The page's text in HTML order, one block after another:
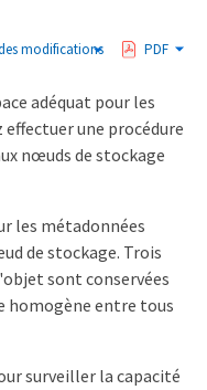
modifications PDF
adéquat pour les
effectuer une procédure
nœuds de stockage
les métadonnées
de stockage. Trois
sont conservées
homogène entre tous
surveiller la capacité